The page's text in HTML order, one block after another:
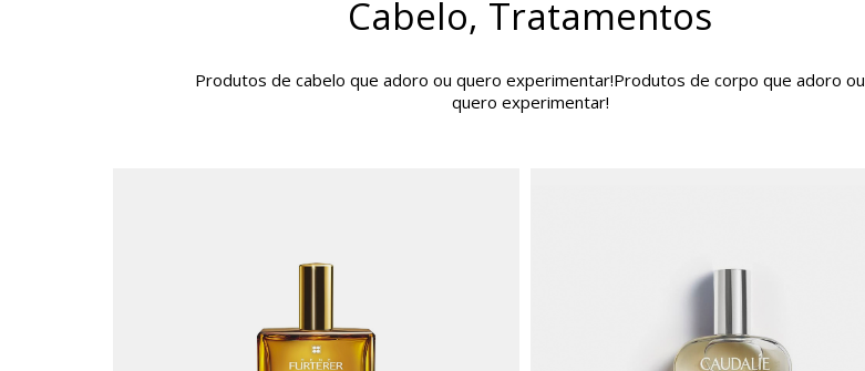
Cabelo, Tratamentos
Produtos de cabelo que adoro ou quero experimentar!Produtos de corpo que adoro ou
quero experimentar!